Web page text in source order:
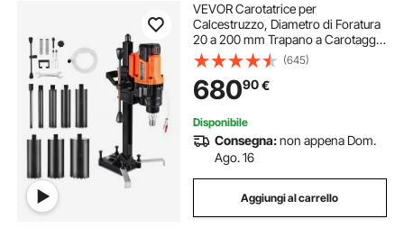
VEVOR Carotatrice per
Calcestruzzo, Diametro di Foratura
20 a 200 mm Trapano a Carotaggio
per Calcestruzzo a Secco e a
Umido con Supporto, 8 Punte da
Trapano, Velocità 850 giri/min,
3000 W
(645)
68090€
Disponibile
Consegna:non appena Dom.
Ago. 16
Aggiungi al carrello